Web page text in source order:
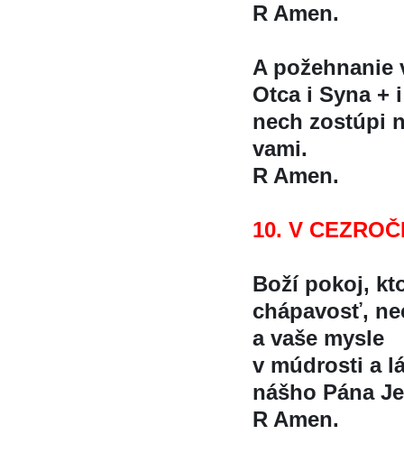
R Amen.
A požehnanie
Otca i Syna +
nech zostúpi
vami.
R Amen.
10. V
Boží pokoj,
chápavosť,
a vaše mysle
v múdrosti a
nášho Pána
R Amen.